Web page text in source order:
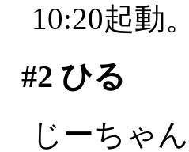
10:20起動
#2 ひる
じーちゃ